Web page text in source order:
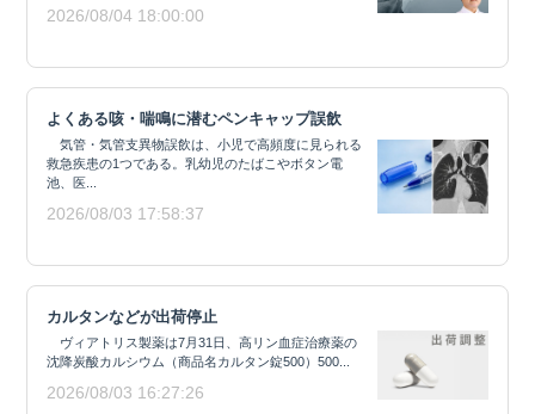
2026/08/04 18:00:00
よくある咳・喘鳴に潜むペンキャップ誤飲
気管・気管支異物誤飲は、小児で高頻度に見られる
救急疾患の1つである。乳幼児のたばこやボタン電
池、医...
2026/08/03 17:58:37
カルタンなどが出荷停止
ヴィアトリス製薬は7月31日、高リン血症治療薬の
沈降炭酸カルシウム（商品名カルタン錠500）500...
2026/08/03 16:27:26